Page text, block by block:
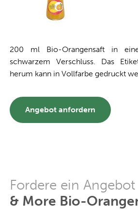
200 ml Bio-Orangensaft in
schwarzem Verschluss. Das
herum kann in Vollfarbe gedruckt
Angebot anfordern
Fordere ein
& More Bio-